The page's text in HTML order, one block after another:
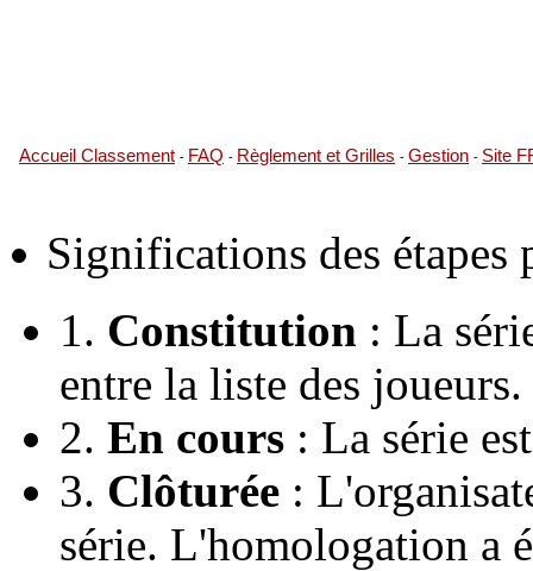
Accueil Classement - FAQ - Règlement et Grilles - Gestion - Site
Significations des
1. Constitution : La
entre la liste des joueurs.
2. En cours : La série
3. Clôturée :
série. L'homologation a